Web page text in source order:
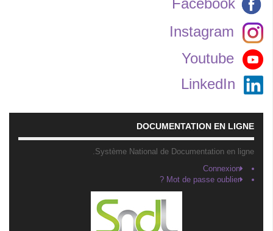
Instagram
Youtube
LinkedIn
DOCUMENTATION EN LIGNE
Système National de Documentation en ligne.
Connexion
Mot de passe oublier ?